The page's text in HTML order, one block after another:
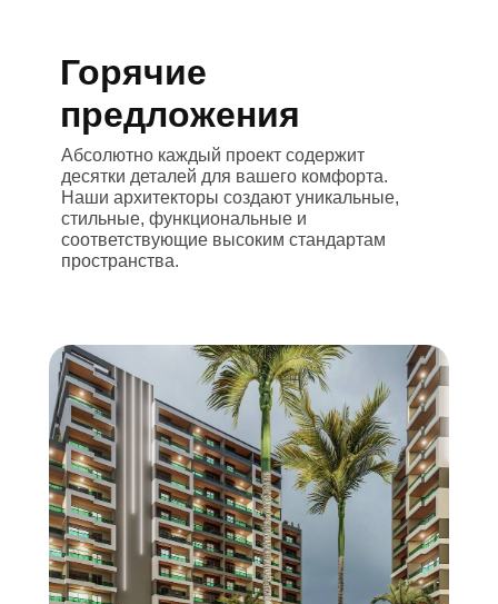
Горячие
предложения
Абсолютно каждый проект содержит
десятки деталей для вашего комфорта.
Наши архитекторы создают уникальные,
стильные, функциональные и
соответствующие высоким стандартам
пространства.
Подробнее →